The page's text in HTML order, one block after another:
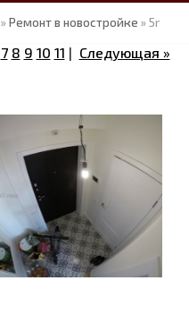
»Ремонт в новостройке » 5r
7 8 9 10 11 | Следующая »